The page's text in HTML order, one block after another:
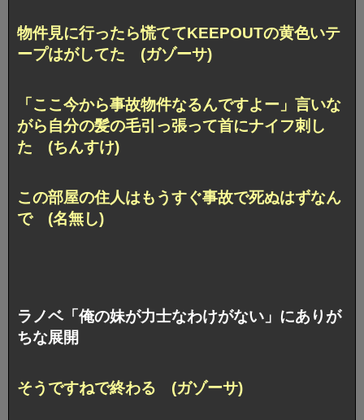
物件見に行ったら慌ててKEEPOUTの黄色いテ
ープはがしてた (ガゾーサ)
「ここ今から事故物件なるんですよー」言いな
がら自分の髪の毛引っ張って首にナイフ刺し
た (ちんすけ)
この部屋の住人はもうすぐ事故で死ぬはずなん
で (名無し)
ラノベ「俺の妹が力士なわけがない」にありが
ちな展開
そうですねで終わる (ガゾーサ)